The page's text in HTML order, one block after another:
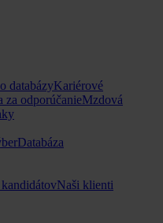
databázyKariérové
za odporúčanieMzdová
Databáza
Naši klienti